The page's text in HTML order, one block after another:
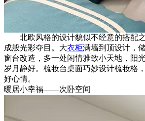
北欧风格的设计貌似不经意的搭配之
成般光彩夺目。大衣柜满墙到顶设计，
窗台改造，多一处闲情雅致小天地，阳
岁月静好。梳妆台桌面巧妙设计梳妆格
好心情。
暖居小幸福——次卧空间